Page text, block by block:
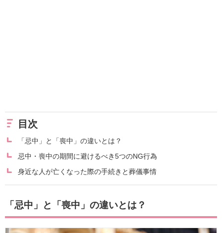
目次
「忌中」と「喪中」の違いとは？
忌中・喪中の期間に避けるべき5つのNG行為
身近な人が亡くなった際の手続きと葬儀事情
「忌中」と「喪中」の違いとは？